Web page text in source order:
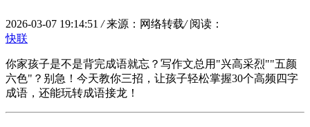
2026-03-07 19:14:51/ 来源：网络转载/ 阅读：
快联
你家孩子是不是背完成语就忘？写作文总用"兴高采烈""五颜
六色"？别急！今天教你三招，让孩子轻松掌握30个高频四字
成语，还能玩转成语接龙！